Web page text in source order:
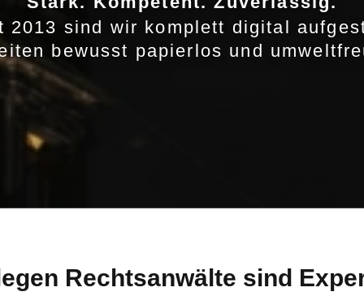
2013 sind wir komplett digital
bewusst papierlos und
Rechtsanwälte sind